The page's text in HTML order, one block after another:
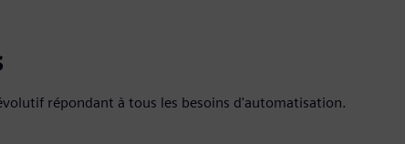
répondant à tous les besoins d'automatisation.